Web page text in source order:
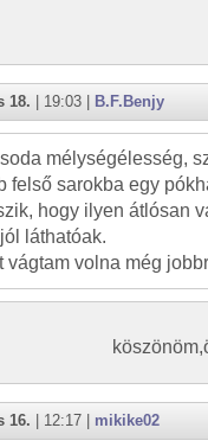
18. | 19:03 | B.F.Benjy
mélységélesség,
felső sarokba egy
hogy ilyen átlósan
láthatóak.
vágtam volna még
16. | 12:17 | mikike02